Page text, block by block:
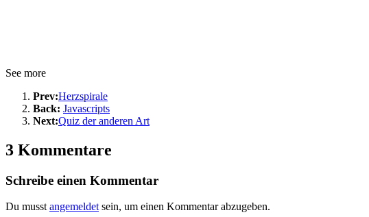
See more
Prev:Herzspirale
Back: Javascripts
Next:Quiz der anderen Art
3 Kommentare
Schreibe einen Kommentar
Du musst angemeldet sein, um einen Kommentar abzugeben.